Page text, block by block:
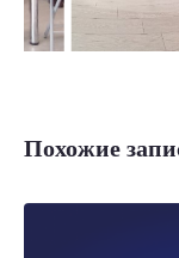
Похожие